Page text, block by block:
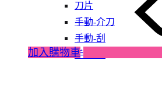
刀片
手動-介刀
手動-刮
手動-匙
page
加入購物車